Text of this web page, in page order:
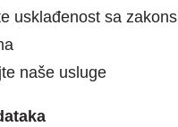
usklađenost sa
naše usluge